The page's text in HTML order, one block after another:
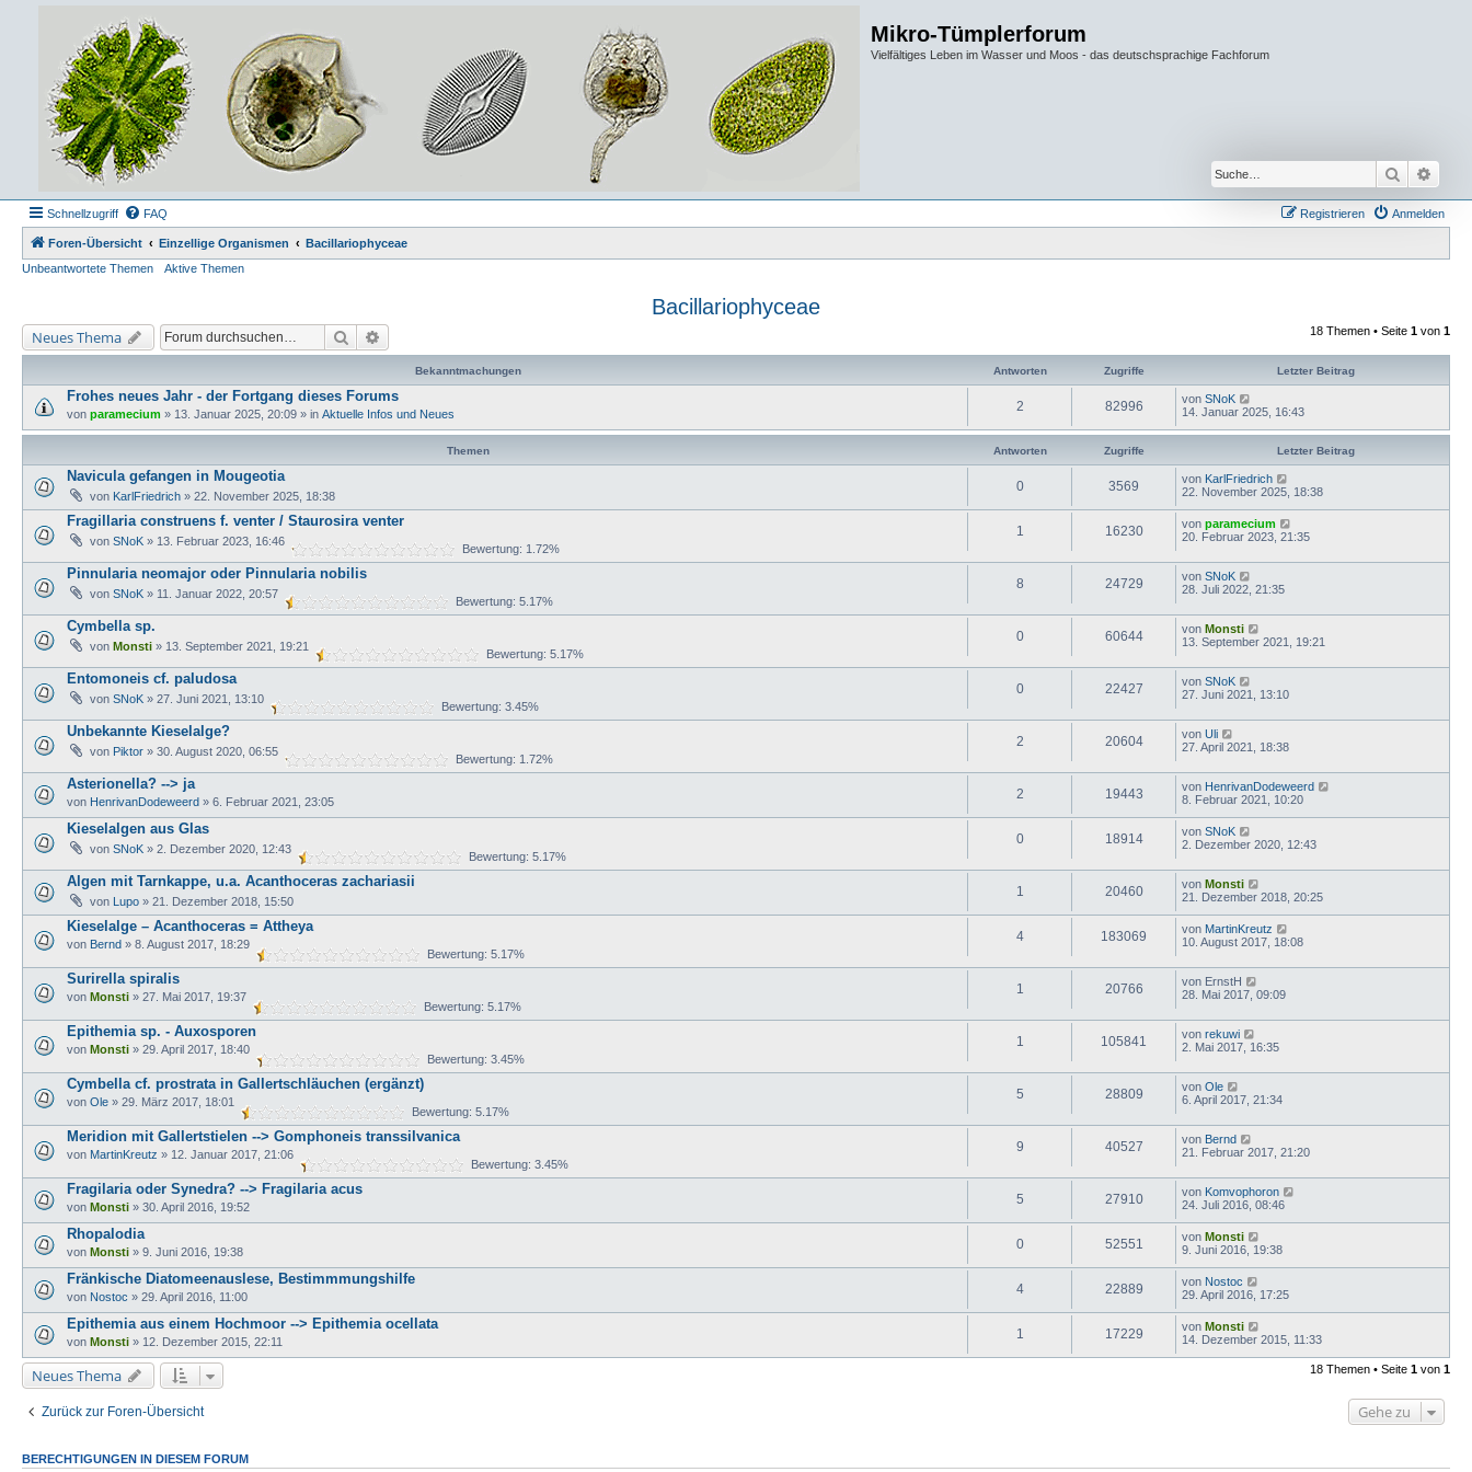
Mikro-Tümplerforum
Vielfältiges Leben im Wasser und Moos - das deutschsprachige Fachforum
Suche
Schnellzugriff FAQ Anmelden
Registrieren
Foren-Übersicht Einzellige Organismen
Bacillariophyceae
Unbeantwortete Themen
Aktive Themen
Bacillariophyceae
Neues Thema Suche 18 Themen • Seite 1 von 1
Bekanntmachungen Antworten Zugriffe Letzter Beitrag
Frohes neues Jahr - der Fortgang dieses Forums
von paramecium » 13. Januar 2025, 20:09 » in Aktuelle Infos und Neues
2 82996 von SNoK
14. Januar 2025, 16:43
Themen Antworten Zugriffe Letzter Beitrag
Navicula gefangen in Mougeotia
von KarlFriedrich » 22. November 2025, 18:38
0 3569 von KarlFriedrich
22. November 2025, 18:38
Fragillaria construens f. venter / Staurosira venter
von SNoK » 13. Februar 2023, 16:46
Bewertung: 1.72%
1 16230 von paramecium
20. Februar 2023, 21:35
Pinnularia neomajor oder Pinnularia nobilis
von SNoK » 11. Januar 2022, 20:57
Bewertung: 5.17%
8 24729 von SNoK
28. Juli 2022, 21:35
Cymbella sp.
von Monsti » 13. September 2021, 19:21
Bewertung: 5.17%
0 60644 von Monsti
13. September 2021, 19:21
Entomoneis cf. paludosa
von SNoK » 27. Juni 2021, 13:10
Bewertung: 3.45%
0 22427 von SNoK
27. Juni 2021, 13:10
Unbekannte Kieselalge?
von Piktor » 30. August 2020, 06:55
Bewertung: 1.72%
2 20604 von Uli
27. April 2021, 18:38
Asterionella? --> ja
von HenrivanDodeweerd » 6. Februar 2021, 23:05
2 19443 von HenrivanDodeweerd
8. Februar 2021, 10:20
Kieselalgen aus Glas
von SNoK » 2. Dezember 2020, 12:43
Bewertung: 5.17%
0 18914 von SNoK
2. Dezember 2020, 12:43
Algen mit Tarnkappe, u.a. Acanthoceras zachariasii
von Lupo » 21. Dezember 2018, 15:50
1 20460 von Monsti
21. Dezember 2018, 20:25
Kieselalge – Acanthoceras = Attheya
von Bernd » 8. August 2017, 18:29
Bewertung: 5.17%
4 183069 von MartinKreutz
10. August 2017, 18:08
Surirella spiralis
von Monsti » 27. Mai 2017, 19:37
Bewertung: 5.17%
1 20766 von ErnstH
28. Mai 2017, 09:09
Epithemia sp. - Auxosporen
von Monsti » 29. April 2017, 18:40
Bewertung: 3.45%
1 105841 von rekuwi
2. Mai 2017, 16:35
Cymbella cf. prostrata in Gallertschläuchen (ergänzt)
von Ole » 29. März 2017, 18:01
Bewertung: 5.17%
5 28809 von Ole
6. April 2017, 21:34
Meridion mit Gallertstielen --> Gomphoneis transsilvanica
von MartinKreutz » 12. Januar 2017, 21:06
Bewertung: 3.45%
9 40527 von Bernd
21. Februar 2017, 21:20
Fragilaria oder Synedra? --> Fragilaria acus
von Monsti » 30. April 2016, 19:52
5 27910 von Komvophoron
24. Juli 2016, 08:46
Rhopalodia
von Monsti » 9. Juni 2016, 19:38
0 52551 von Monsti
9. Juni 2016, 19:38
Fränkische Diatomeenauslese, Bestimmmungshilfe
von Nostoc » 29. April 2016, 11:00
4 22889 von Nostoc
29. April 2016, 17:25
Epithemia aus einem Hochmoor --> Epithemia ocellata
von Monsti » 12. Dezember 2015, 22:11
1 17229 von Monsti
14. Dezember 2015, 11:33
Neues Thema 18 Themen • Seite 1 von 1
Zurück zur Foren-Übersicht Gehe zu
BERECHTIGUNGEN IN DIESEM FORUM